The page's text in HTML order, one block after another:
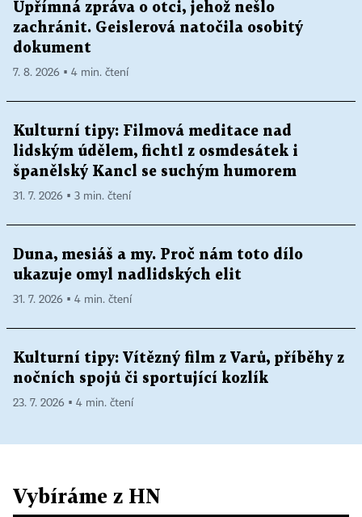
Upřímná zpráva o otci, jehož nešlo
zachránit. Geislerová natočila osobitý
dokument
7. 8. 2026 ▪ 4 min. čtení
Kulturní tipy: Filmová meditace nad
lidským údělem, fichtl z osmdesátek i
španělský Kancl se suchým humorem
31. 7. 2026 ▪ 3 min. čtení
Duna, mesiáš a my. Proč nám toto dílo
ukazuje omyl nadlidských elit
31. 7. 2026 ▪ 4 min. čtení
Kulturní tipy: Vítězný film z Varů, příběhy z
nočních spojů či sportující kozlík
23. 7. 2026 ▪ 4 min. čtení
Vybíráme z HN